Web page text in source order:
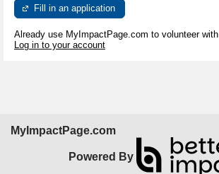
Fill in an application
Already use MyImpactPage.com to volunteer with
Log in to your account
MyImpactPage.com
Powered By